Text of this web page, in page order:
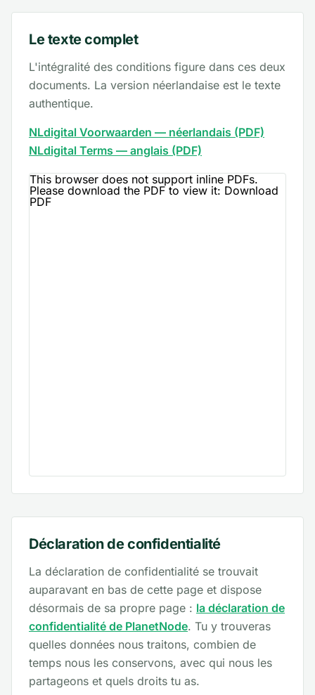
Le texte complet
L'intégralité des conditions figure dans ces deux
documents. La version néerlandaise est le texte
authentique.
NLdigital Voorwaarden — néerlandais (PDF)
NLdigital Terms — anglais (PDF)
This browser does not support inline PDFs.
Please download the PDF to view it: Download
PDF
Déclaration de confidentialité
La déclaration de confidentialité se trouvait
auparavant en bas de cette page et dispose
désormais de sa propre page : la déclaration de
confidentialité de PlanetNode. Tu y trouveras
quelles données nous traitons, combien de
temps nous les conservons, avec qui nous les
partageons et quels droits tu as.